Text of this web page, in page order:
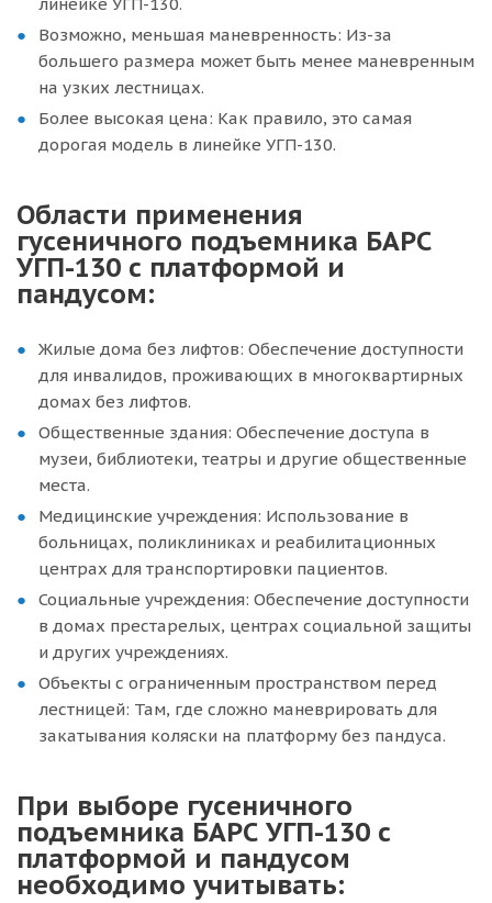
Возможно, меньшая маневренность: Из-за
большего размера может быть менее маневренным
на узких лестницах.
Более высокая цена: Как правило, это самая
дорогая модель в линейке УГП-130.
Области применения
гусеничного подъемника БАРС
УГП-130 с платформой и
пандусом:
Жилые дома без лифтов: Обеспечение доступности
для инвалидов, проживающих в многоквартирных
домах без лифтов.
Общественные здания: Обеспечение доступа в
музеи, библиотеки, театры и другие общественные
места.
Медицинские учреждения: Использование в
больницах, поликлиниках и реабилитационных
центрах для транспортировки пациентов.
Социальные учреждения: Обеспечение доступности
в домах престарелых, центрах социальной защиты
и других учреждениях.
Объекты с ограниченным пространством перед
лестницей: Там, где сложно маневрировать для
закатывания коляски на платформу без пандуса.
При выборе гусеничного
подъемника БАРС УГП-130 с
платформой и пандусом
необходимо учитывать: